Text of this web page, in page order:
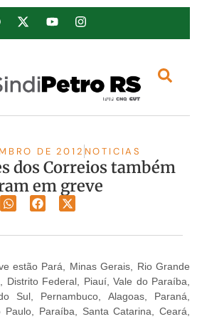
DE 2012 NOTICIAS
dos Correios também
em greve
estão Pará, Minas Gerais, Rio Grande
Federal, Piauí, Vale do Paraíba,
Sul, Pernambuco, Alagoas, Paraná,
Paraíba, Santa Catarina, Ceará,